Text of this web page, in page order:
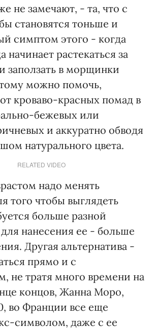
не замечают, - та, что с
становятся тоньше и
симптом этого - когда
начинает растекаться за
заползать в морщинки
можно помочь,
кроваво-красных помад в
бежевых или
и аккуратно обводя
натурального цвета.
RELATED VIDEO
надо менять
того чтобы выглядеть
больше разной
нанесения ее - больше
Другая альтернатива -
прямо и с
не тратя много времени на
концов, Жанна Моро,
во Франции все еще
символом, даже с ее